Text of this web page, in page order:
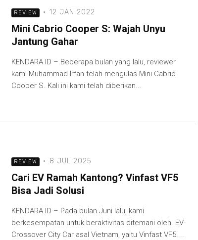
REVIEW · 12 JAN 2022
Mini Cabrio Cooper S: Wajah Unyu
Jantung Gahar
KENDARA.ID – Beberapa bulan yang lalu, reviewer
kami Muhammad Irfan telah mengulas Mini Cabrio
Cooper S. Kali ini kami telah diberikan...
REVIEW · 8 JUL 2025
Cari EV Ramah Kantong? Vinfast VF5
Bisa Jadi Solusi
KENDARA.ID – Pada bulan Juni lalu, kami
berkesempatan untuk beraktivitas ditemani oleh EV-
Crossover City Car asal Vietnam, yaitu Vinfast VF5....